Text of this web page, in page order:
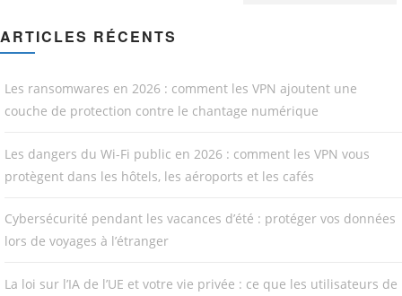
ARTICLES RÉCENTS
Les ransomwares en 2026 : comment les VPN ajoutent une
couche de protection contre le chantage numérique
Les dangers du Wi-Fi public en 2026 : comment les VPN vous
protègent dans les hôtels, les aéroports et les cafés
Cybersécurité pendant les vacances d’été : protéger vos données
lors de voyages à l’étranger
La loi sur l’IA de l’UE et votre vie privée : ce que les utilisateurs de